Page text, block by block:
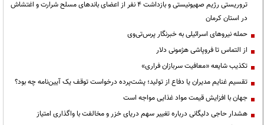
تروریستی رژیم صهیونیستی و بازداشت ۴ نفر از اعضای باندهای مسلح شرارت و اغتشاش
در استان کرمان
حمله نیروهای اسرائیلی به خبرنگار پرس‌تی‌وی
از التماس تا فروپاشی هژمونی دلار
تکذیب شایعه «معافیت سربازان فراری»
تقسیم غنایم مدیران یا دفاع از تولید؛ پشت‌پرده درخواست توقف یک آیین‌نامه چه بود؟
جهان با افزایش قیمت مواد غذایی مواجه است
هشدار حاجی دلیگانی درباره تغییر سهم دریای خزر و مخالفت با واگذاری امتیاز